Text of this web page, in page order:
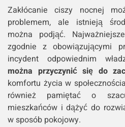
Zakłócanie ciszy nocnej
problemem, ale istnieją
można podjąć.
zgodnie z obowiązującymi
incydent odpowiednim
można przyczynić się do
komfortu życia w
również pamiętać o
mieszkańców i dążyć do
w sposób pokojowy.